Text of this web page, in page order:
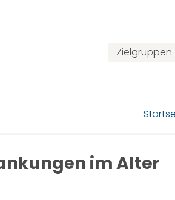
Zielgruppen
im Alter